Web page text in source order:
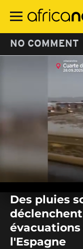
contenu
NO COMMENT
seconds
seconds
Des pluies
l'Espagne